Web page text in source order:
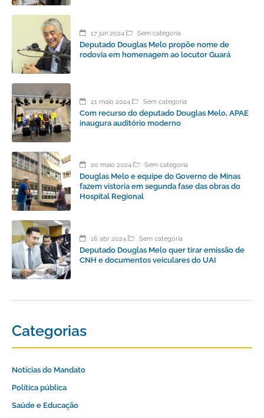
17 jun 2024 Sem categoria
Deputado Douglas Melo propõe nome de
rodovia em homenagem ao locutor Guará
21 maio 2024 Sem categoria
Com recurso do deputado Douglas Melo, APAE
inaugura auditório moderno
20 maio 2024 Sem categoria
Douglas Melo e equipe do Governo de Minas
fazem vistoria em segunda fase das obras do
Hospital Regional
16 abr 2024 Sem categoria
Deputado Douglas Melo quer tirar emissão de
CNH e documentos veiculares do UAI
Categorias
Notícias do Mandato
Política pública
Saúde e Educação